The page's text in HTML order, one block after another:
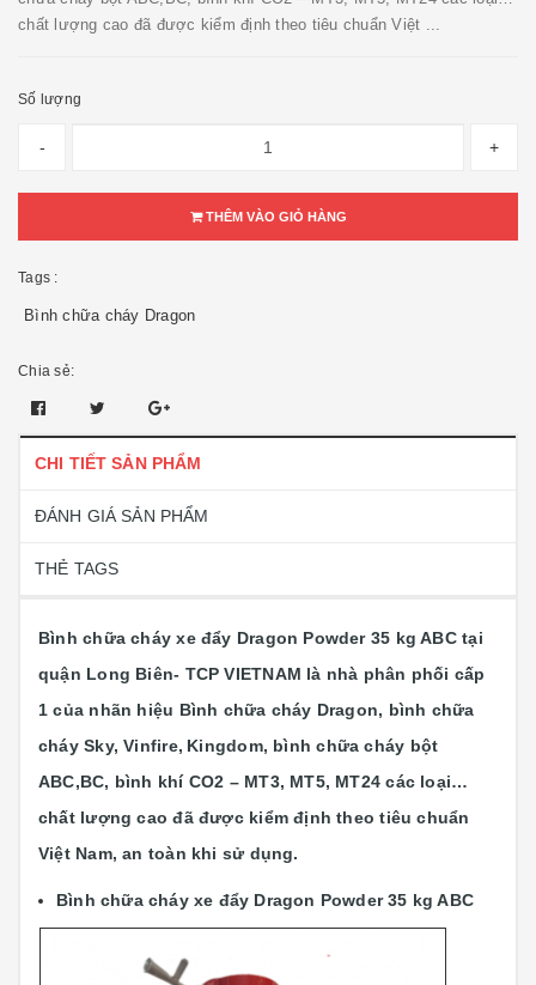
chất lượng cao đã được kiểm định theo tiêu chuẩn Việt ...
Số lượng
- +
THÊM VÀO GIỎ HÀNG
Tags :
Bình chữa cháy Dragon
Chia sẻ:
CHI TIẾT SẢN PHẨM
ĐÁNH GIÁ SẢN PHẨM
THẺ TAGS
Bình chữa cháy xe đẩy Dragon Powder 35 kg ABC tại
quận Long Biên- TCP VIETNAM là nhà phân phối cấp
1 của nhãn hiệu Bình chữa cháy Dragon, bình chữa
cháy Sky, Vinfire, Kingdom, bình chữa cháy bột
ABC,BC, bình khí CO2 – MT3, MT5, MT24 các loại…
chất lượng cao đã được kiểm định theo tiêu chuẩn
Việt Nam, an toàn khi sử dụng.
Bình chữa cháy xe đẩy Dragon Powder 35 kg ABC